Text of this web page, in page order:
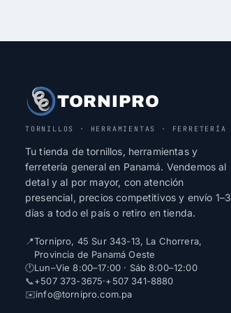
TORNIPRO
TORNILLOS · HERRAMIENTAS · FERRETERÍA
Tu tienda de tornillos, herramientas y
ferretería general en Panamá. Vendemos al
detal y al por mayor, con atención
presencial, precios competitivos y envío 1–3
días a todo el país o retiro en tienda.
📍Tornipro, 45 Sur 343-13, La Chorrera,
Provincia de Panamá Oeste
🕐Lun–Vie 8:00–17:00 · Sáb 8:00–12:00
📞+507 373-3675·+507 341-8880
✉️info@tornipro.com.pa